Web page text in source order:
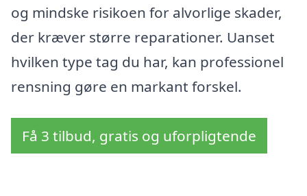
og mindske risikoen for alvorlige skader,
der kræver større reparationer. Uanset
hvilken type tag du har, kan professionel
rensning gøre en markant forskel.
Få 3 tilbud, gratis og uforpligtende